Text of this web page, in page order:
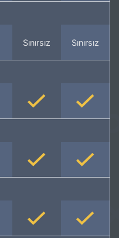
Sınırsız Sınırsız